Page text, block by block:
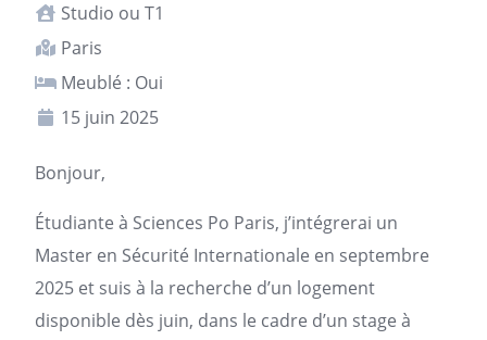
Studio ou T1
Paris
Meublé : Oui
15 juin 2025
Bonjour,
Étudiante à Sciences Po Paris, j’intégrerai un
Master en Sécurité Internationale en septembre
2025 et suis à la recherche d’un logement
disponible dès juin, dans le cadre d’un stage à